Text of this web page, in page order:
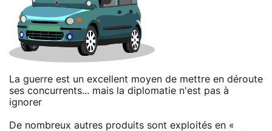
La guerre est un excellent moyen de mettre en déroute
ses concurrents... mais la diplomatie n'est pas à
ignorer
De nombreux autres produits sont exploités en «